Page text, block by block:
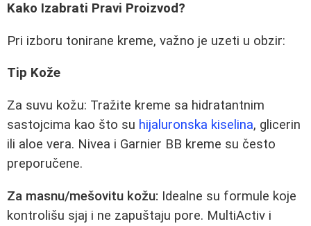
Kako Izabrati Pravi Proizvod?
Pri izboru tonirane kreme, važno je uzeti u obzir:
Tip Kože
Za suvu kožu: Tražite kreme sa hidratantnim
sastojcima kao što su hijaluronska kiselina, glicerin
ili aloe vera. Nivea i Garnier BB kreme su često
preporučene.
Za masnu/mešovitu kožu: Idealne su formule koje
kontrolišu sjaj i ne zapuštaju pore. MultiActiv i